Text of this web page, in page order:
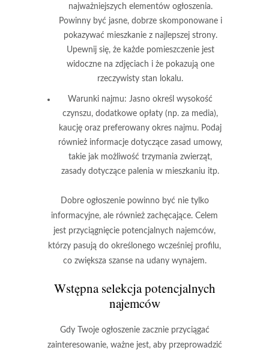
najważniejszych elementów ogłoszenia.
Powinny być jasne, dobrze skomponowane i
pokazywać mieszkanie z najlepszej strony.
Upewnij się, że każde pomieszczenie jest
widoczne na zdjęciach i że pokazują one
rzeczywisty stan lokalu.
Warunki najmu: Jasno określ wysokość
czynszu, dodatkowe opłaty (np. za media),
kaucję oraz preferowany okres najmu. Podaj
również informacje dotyczące zasad umowy,
takie jak możliwość trzymania zwierząt,
zasady dotyczące palenia w mieszkaniu itp.
Dobre ogłoszenie powinno być nie tylko
informacyjne, ale również zachęcające. Celem
jest przyciągnięcie potencjalnych najemców,
którzy pasują do określonego wcześniej profilu,
co zwiększa szanse na udany wynajem.
Wstępna selekcja potencjalnych
najemców
Gdy Twoje ogłoszenie zacznie przyciągać
zainteresowanie, ważne jest, aby przeprowadzić